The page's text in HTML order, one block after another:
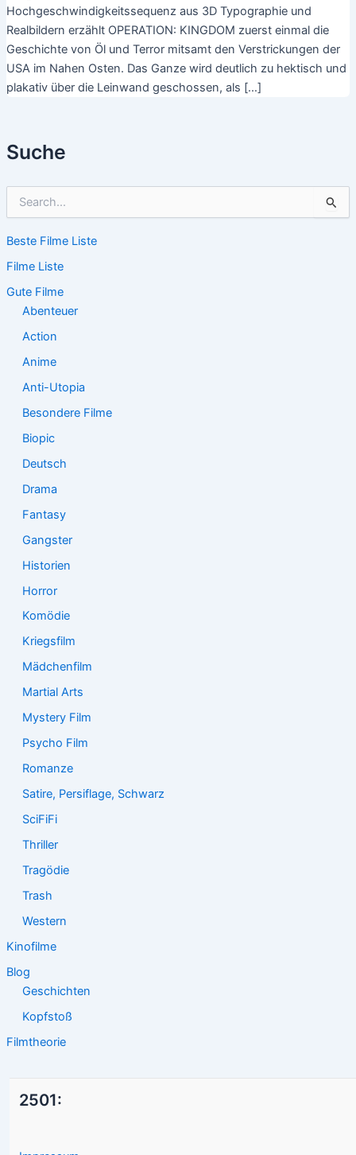
Suche
h
n
n
Beste Filme Liste
Filme Liste
Gute Filme
Abenteuer
Action
Anime
Anti-Utopia
Besondere Filme
Biopic
Deutsch
Drama
Fantasy
Gangster
Historien
Horror
Komödie
Kriegsfilm
Mädchenfilm
Martial Arts
Mystery Film
Psycho Film
Romanze
Satire, Persiflage, Schwarz
SciFiFi
Thriller
Tragödie
Trash
Western
Kinofilme
Blog
Geschichten
Kopfstoß
Filmtheorie
Hochgeschwindigkeitssequenz aus 3D Typographie und
Realbildern erzählt OPERATION: KINGDOM zuerst einmal die
Geschichte von Öl und Terror mitsamt den Verstrickungen der
USA im Nahen Osten. Das Ganze wird deutlich zu hektisch und
plakativ über die Leinwand geschossen, als […]
2501: